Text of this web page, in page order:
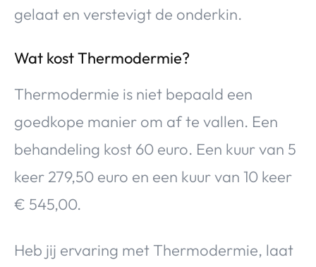
gelaat en verstevigt de onderkin.
Wat kost Thermodermie?
Thermodermie is niet bepaald een
goedkope manier om af te vallen. Een
behandeling kost 60 euro. Een kuur van 5
keer 279,50 euro en een kuur van 10 keer
€ 545,00.
Heb jij ervaring met Thermodermie, laat